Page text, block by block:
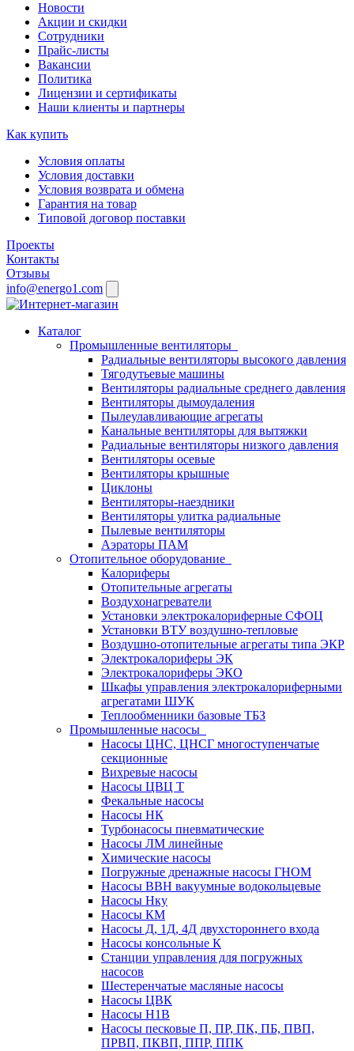
Новости
Акции и скидки
Сотрудники
Прайс-листы
Вакансии
Политика
Лицензии и сертификаты
Наши клиенты и партнеры
Как купить
Условия оплаты
Условия доставки
Условия возврата и обмена
Гарантия на товар
Типовой договор поставки
Проекты
Контакты
Отзывы
info@energo1.com
Каталог
Промышленные вентиляторы
Радиальные вентиляторы высокого давления
Тягодутьевые машины
Вентиляторы радиальные среднего давления
Вентиляторы дымоудаления
Пылеулавливающие агрегаты
Канальные вентиляторы для вытяжки
Радиальные вентиляторы низкого давления
Вентиляторы осевые
Вентиляторы крышные
Циклоны
Вентиляторы-наездники
Вентиляторы улитка радиальные
Пылевые вентиляторы
Аэраторы ПАМ
Отопительное оборудование
Калориферы
Отопительные агрегаты
Воздухонагреватели
Установки электрокалориферные СФОЦ
Установки ВТУ воздушно-тепловые
Воздушно-отопительные агрегаты типа ЭКР
Электрокалориферы ЭК
Электрокалориферы ЭКО
Шкафы управления электрокалориферными
агрегатами ШУК
Теплообменники базовые ТБЗ
Промышленные насосы
Насосы ЦНС, ЦНСГ многоступенчатые
секционные
Вихревые насосы
Насосы ЦВЦ Т
Фекальные насосы
Насосы НК
Турбонасосы пневматические
Насосы ЛМ линейные
Химические насосы
Погружные дренажные насосы ГНОМ
Насосы ВВН вакуумные водокольцевые
Насосы Нку
Насосы КМ
Насосы Д, 1Д, 4Д двухстороннего входа
Насосы консольные К
Станции управления для погружных
насосов
Шестеренчатые масляные насосы
Насосы ЦВК
Насосы Н1В
Насосы песковые П, ПР, ПК, ПБ, ПВП,
ПРВП, ПКВП, ППР, ППК